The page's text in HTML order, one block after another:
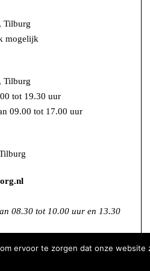
Tilburg
mogelijk
Tilburg
tot 19.30 uur
09.00 tot 17.00 uur
08.30 tot 10.00 uur en 13.30
ervoor te zorgen dat onze